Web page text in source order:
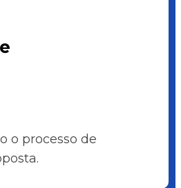
o processo de